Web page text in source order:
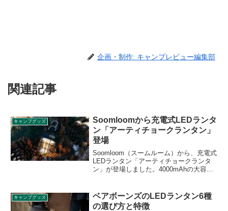
企画・制作: キャンプレビュー編集部
関連記事
キャンプグッズ
Soomloomから充電式LEDランタ
ン「アーティチョークランタン」
登場
Soomloom（スームルーム）から、充電式
LEDランタン「アーティチョークランタ
ン」が登場しました。4000mAhの大容量
時間まで使うことができます。詳細をレ
ビューします。
キャンプグッズ
ベアボーンズのLEDランタン6種
の選び方と特徴